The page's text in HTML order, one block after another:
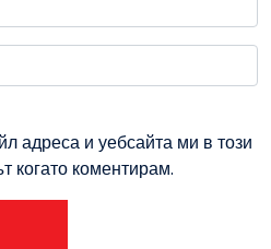
адреса и уебсайта ми в този
когато коментирам.